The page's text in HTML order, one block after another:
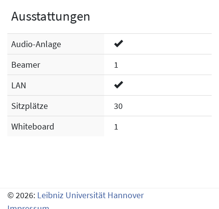
Ausstattungen
Audio-Anlage
Beamer
1
LAN
Sitzplätze
30
Whiteboard
1
© 2026: Leibniz Universität Hannover